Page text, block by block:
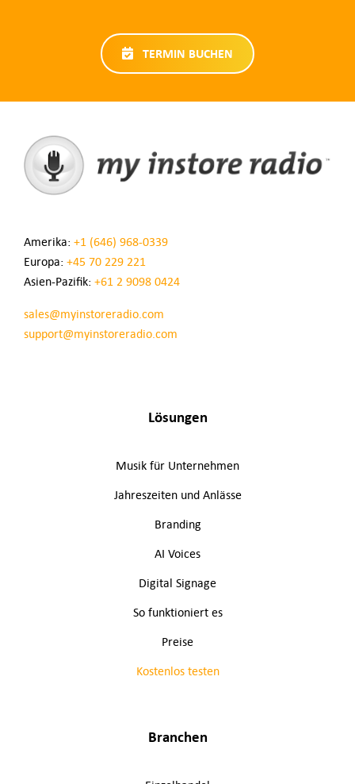
TERMIN BUCHEN
Amerika: +1 (646) 968-0339
Europa: +45 70 229 221
Asien-Pazifik: +61 2 9098 0424
sales@myinstoreradio.com
support@myinstoreradio.com
Lösungen
Musik für Unternehmen
Jahreszeiten und Anlässe
Branding
AI Voices
Digital Signage
So funktioniert es
Preise
Kostenlos testen
Branchen